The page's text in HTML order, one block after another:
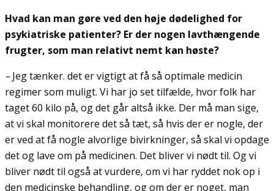
Hvad kan man gøre ved den høje dødelighed for
psykiatriske patienter? Er der nogen lavthængende
frugter, som man relativt nemt kan høste?
–Jeg tænker. det er vigtigt at få så optimale medicin
regimer som muligt. Vi har jo set tilfælde, hvor folk har
taget 60 kilo på, og det går altså ikke. Der må man sige,
at vi skal monitorere det så tæt, så hvis der er nogle, der
er ved at få nogle alvorlige bivirkninger, så skal vi opdage
det og lave om på medicinen. Det bliver vi nødt til. Og vi
bliver nødt til også at vurdere, om vi har ryddet nok op i
den medicinske behandling, og om der er noget, man